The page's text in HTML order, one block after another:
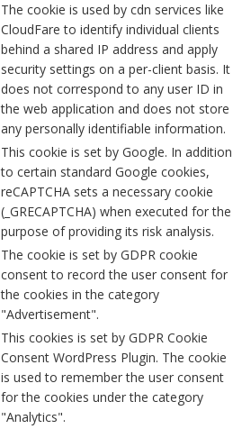
The cookie is used by cdn services like
CloudFare to identify individual clients
behind a shared IP address and apply
security settings on a per-client basis. It
does not correspond to any user ID in
the web application and does not store
any personally identifiable information.
This cookie is set by Google. In addition
to certain standard Google cookies,
reCAPTCHA sets a necessary cookie
(_GRECAPTCHA) when executed for the
purpose of providing its risk analysis.
The cookie is set by GDPR cookie
consent to record the user consent for
the cookies in the category
"Advertisement".
This cookies is set by GDPR Cookie
Consent WordPress Plugin. The cookie
is used to remember the user consent
for the cookies under the category
"Analytics".